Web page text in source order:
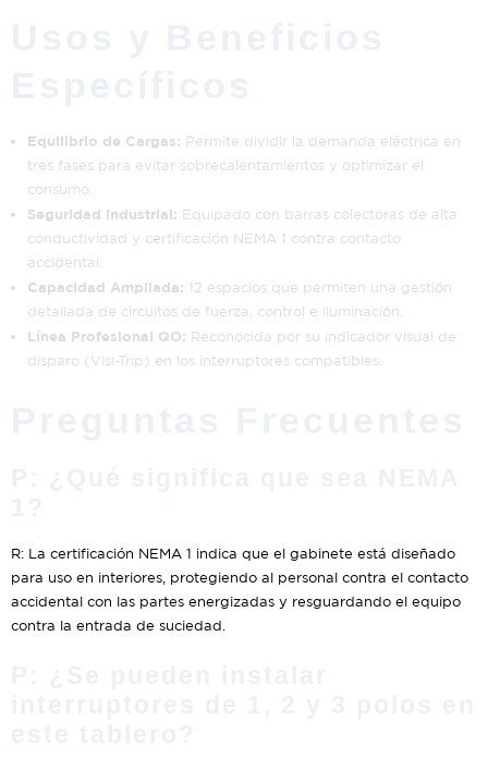
Equilibrio de Cargas: Permite dividir la demanda eléctrica en
tres fases para evitar sobrecalentamientos y optimizar el
consumo.
Seguridad Industrial: Equipado con barras colectoras de alta
conductividad y certificación NEMA 1 contra contacto
accidental.
Capacidad Ampliada: 12 espacios que permiten una gestión
detallada de circuitos de fuerza, control e iluminación.
Línea Profesional QO: Reconocida por su indicador visual de
disparo (Visi-Trip) en los interruptores compatibles.
R: La certificación NEMA 1 indica que el gabinete está diseñado
para uso en interiores, protegiendo al personal contra el contacto
accidental con las partes energizadas y resguardando el equipo
contra la entrada de suciedad.